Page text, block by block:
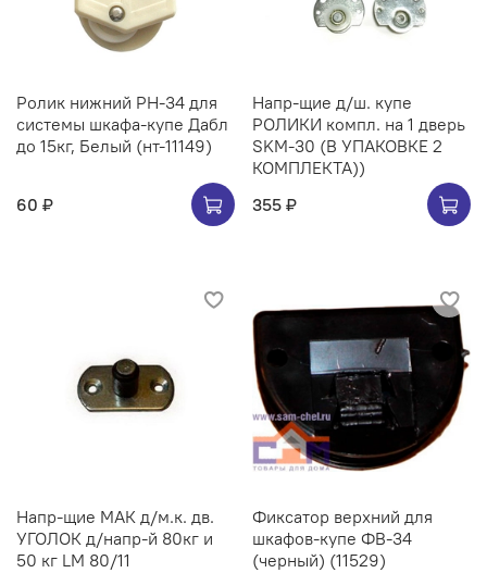
Ролик нижний РН-34 для
системы шкафа-купе Дабл
до 15кг, Белый (нт-11149)
60 ₽
Напр-щие д/ш. купе
РОЛИКИ компл. на 1 дверь
SKM-30 (В УПАКОВКЕ 2
КОМПЛЕКТА))
355 ₽
Напр-щие МАК д/м.к. дв.
УГОЛОК д/напр-й 80кг и
50 кг LM 80/11
Фиксатор верхний для
шкафов-купе ФВ-34
(черный) (11529)